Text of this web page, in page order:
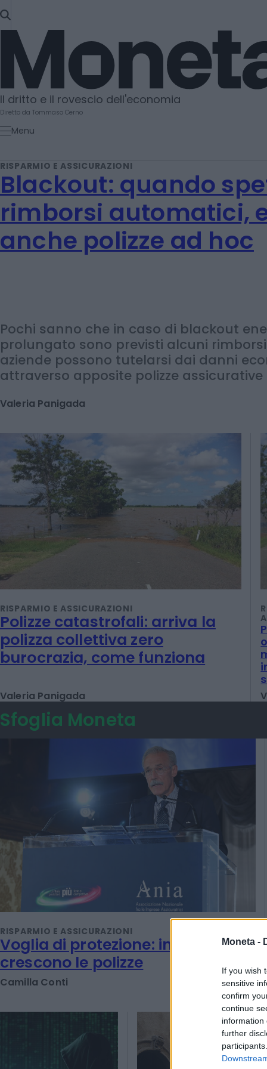
Moneta -
If you wish
sensitive
confirm
continue
information
further
SKIP
TO
CONTENT
Moneta
Il dritto e il rovescio dell'economia
Diretto da Tommaso Cerno
Menu
RISPARMIO E ASSICURAZIONI
Blackout: quando
rimborsi automatici,
Pochi sanno che in caso di blackout
prolungato sono previsti alcuni
aziende possono tutelarsi dai danni
attraverso apposite polizze assicurative
Valeria Panigada
RISPARMIO E ASSICURAZIONI
polizza collettiva zero
burocrazia, come funziona
Sfoglia Moneta
RISPARMIO E ASSICURAZIONI
crescono le polizze